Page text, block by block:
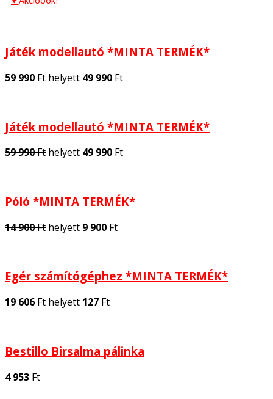
Játék modellautó *MINTA TERMÉK*
59 990Ft helyett 49 990 Ft
Játék modellautó *MINTA TERMÉK*
59 990Ft helyett 49 990 Ft
Póló *MINTA TERMÉK*
14 900Ft helyett 9 900 Ft
Egér számítógéphez *MINTA TERMÉK*
19 606Ft helyett 127 Ft
Bestillo Birsalma pálinka
4 953 Ft